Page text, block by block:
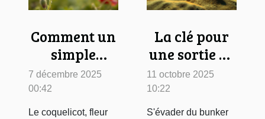
Comment un
simple
coquelicot
devient une
légende
7 décembre 2025
00:42
Le coquelicot, fleur
La clé pour
une sortie de
bunker
réussie sans
quitter votre
11 octobre 2025
10:22
S'évader du bunker